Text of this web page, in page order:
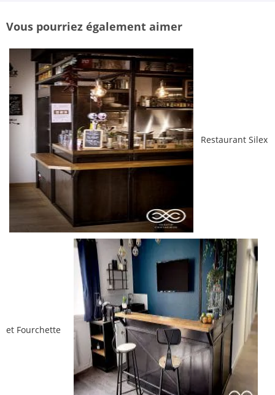
Vous pourriez également aimer
Restaurant Silex
et Fourchette